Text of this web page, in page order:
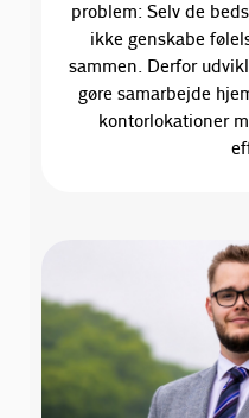
problem: Selv de
ikke genskabe
sammen. Derfor
gøre samarbejde
kontorlokationer